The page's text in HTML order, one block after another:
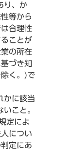
り、か
等から
合理性
ことが
の所在
づき知
く。)で
かに該当
こと。
定によ
につい
定にあ